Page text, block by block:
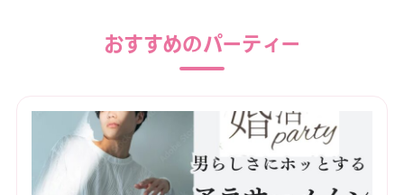
おすすめのパーティー